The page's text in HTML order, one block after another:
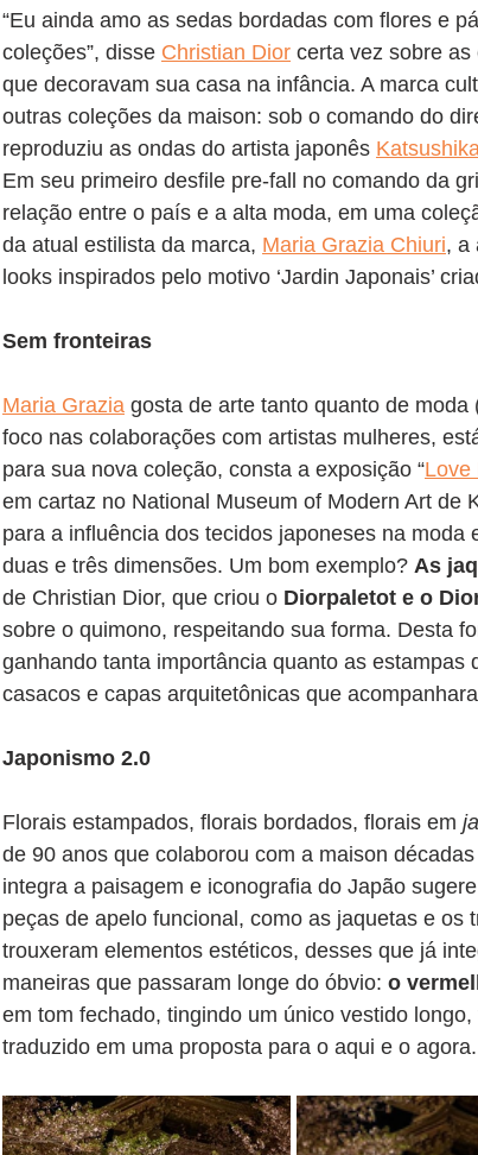
“Eu ainda amo as sedas bordadas com flores e
coleções”, disse Christian Dior certa vez sobre
que decoravam sua casa na infância. A marca
outras coleções da maison: sob o comando do
reproduziu as ondas do artista japonês
Em seu primeiro desfile pre-fall no comando da
relação entre o país e a alta moda, em uma
da atual estilista da marca, Maria Grazia Chiuri, a
looks inspirados pelo motivo ‘Jardin Japonais’
Sem fronteiras
Maria Grazia gosta de arte tanto quanto de moda
foco nas colaborações com artistas mulheres,
para sua nova coleção, consta a exposição “Love
em cartaz no National Museum of Modern Art de
para a influência dos tecidos japoneses na moda
duas e três dimensões. Um bom exemplo? As
de Christian Dior, que criou o Diorpaletot e o
sobre o quimono, respeitando sua forma. Desta
ganhando tanta importância quanto as estampas
casacos e capas arquitetônicas que
Japonismo 2.0
Florais estampados, florais bordados, florais em
de 90 anos que colaborou com a maison
integra a paisagem e iconografia do Japão
peças de apelo funcional, como as jaquetas e os
trouxeram elementos estéticos, desses que já
maneiras que passaram longe do óbvio: o
em tom fechado, tingindo um único vestido
traduzido em uma proposta para o aqui e o agora.